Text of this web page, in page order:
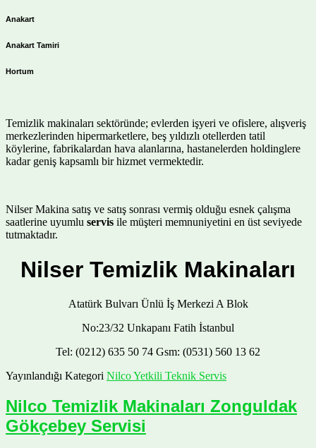
Anakart
Anakart Tamiri
Hortum
Temizlik makinaları sektöründe; evlerden işyeri ve ofislere, alışveriş
merkezlerinden hipermarketlere, beş yıldızlı otellerden tatil
köylerine, fabrikalardan hava alanlarına, hastanelerden holdinglere
kadar geniş kapsamlı bir hizmet vermektedir.
Nilser Makina satış ve satış sonrası vermiş olduğu esnek çalışma
saatlerine uyumlu servis ile müşteri memnuniyetini en üst seviyede
tutmaktadır.
Nilser Temizlik Makinaları
Atatürk Bulvarı Ünlü İş Merkezi A Blok
No:23/32 Unkapanı Fatih İstanbul
Tel: (0212) 635 50 74 Gsm: (0531) 560 13 62
Yayınlandığı Kategori Nilco Yetkili Teknik Servis
Nilco Temizlik Makinaları Zonguldak
Gökçebey Servisi